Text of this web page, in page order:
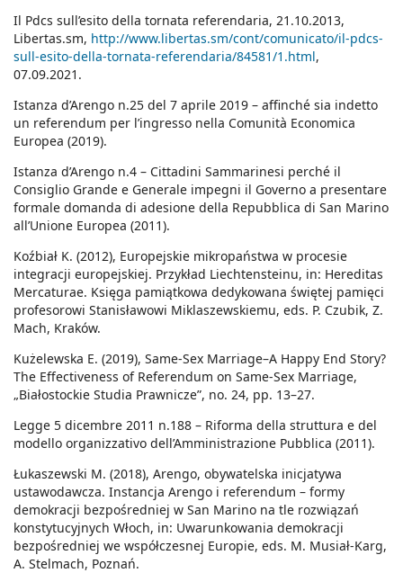
Il Pdcs sull’esito della tornata referendaria, 21.10.2013,
Libertas.sm, http://www.libertas.sm/cont/comunicato/il-pdcs-
sull-esito-della-tornata-referendaria/84581/1.html,
07.09.2021.
Istanza d’Arengo n.25 del 7 aprile 2019 – affinché sia indetto
un referendum per l’ingresso nella Comunità Economica
Europea (2019).
Istanza d’Arengo n.4 – Cittadini Sammarinesi perché il
Consiglio Grande e Generale impegni il Governo a presentare
formale domanda di adesione della Repubblica di San Marino
all’Unione Europea (2011).
Koźbiał K. (2012), Europejskie mikropaństwa w procesie
integracji europejskiej. Przykład Liechtensteinu, in: Hereditas
Mercaturae. Księga pamiątkowa dedykowana świętej pamięci
profesorowi Stanisławowi Miklaszewskiemu, eds. P. Czubik, Z.
Mach, Kraków.
Kużelewska E. (2019), Same-Sex Marriage–A Happy End Story?
The Effectiveness of Referendum on Same-Sex Marriage,
„Białostockie Studia Prawnicze”, no. 24, pp. 13–27.
Legge 5 dicembre 2011 n.188 – Riforma della struttura e del
modello organizzativo dell’Amministrazione Pubblica (2011).
Łukaszewski M. (2018), Arengo, obywatelska inicjatywa
ustawodawcza. Instancja Arengo i referendum – formy
demokracji bezpośredniej w San Marino na tle rozwiązań
konstytucyjnych Włoch, in: Uwarunkowania demokracji
bezpośredniej we współczesnej Europie, eds. M. Musiał-Karg,
A. Stelmach, Poznań.